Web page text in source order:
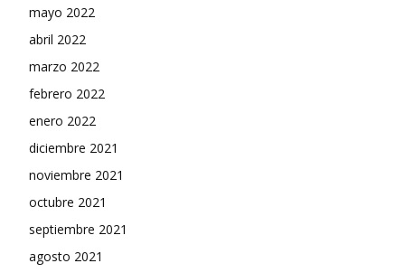
mayo 2022
abril 2022
marzo 2022
febrero 2022
enero 2022
diciembre 2021
noviembre 2021
octubre 2021
septiembre 2021
agosto 2021